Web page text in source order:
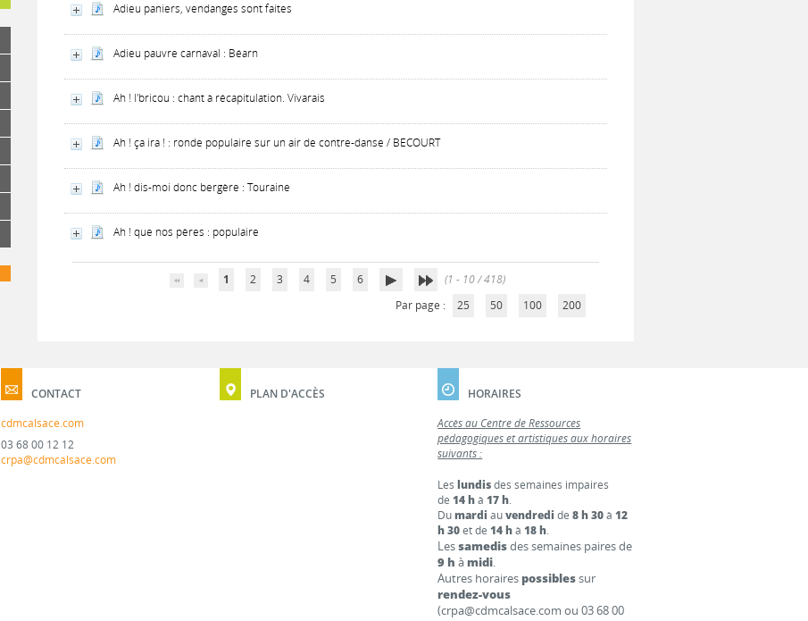
Adieu paniers, vendanges sont faites
Adieu pauvre carnaval : Béarn
Ah ! l'bricou : chant à récapitulation. Vivarais
Ah ! ça ira ! : ronde populaire sur un air de contre-danse / BECOURT
Ah ! dis-moi donc bergère : Touraine
Ah ! que nos pères : populaire
1 2 3 4 5 6
(1 - 10 / 418)
Par page :
25 50 100 200
CONTACT
cdmcalsace.com
03 68 00 12 12
crpa@cdmcalsace.com
PLAN D'ACCÈS
HORAIRES
Accès au Centre de Ressources
pédagogiques et artistiques aux horaires
suivants :
Leslundisdes semaines impaires
de14 hà17 h.
Dumardi auvendredi de8 h 30à12
h 30et de14 hà18 h.
Lessamedisdes semaines paires de
9 h à midi.
Autres horaires possiblessur
rendez-vous
(crpa@cdmcalsace.com ou 03 68 00